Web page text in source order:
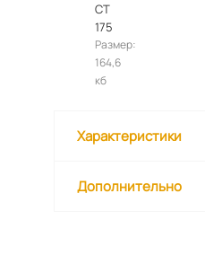
СТ
175
Размер:
164,6
кб
Характеристики
Дополнительно